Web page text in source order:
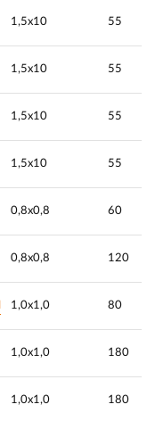
1,5х10 55
1,5х10 55
1,5х10 55
1,5х10 55
0,8х0,8 60
0,8х0,8 120
1,0х1,0 80
1,0х1,0 180
1,0х1,0 180